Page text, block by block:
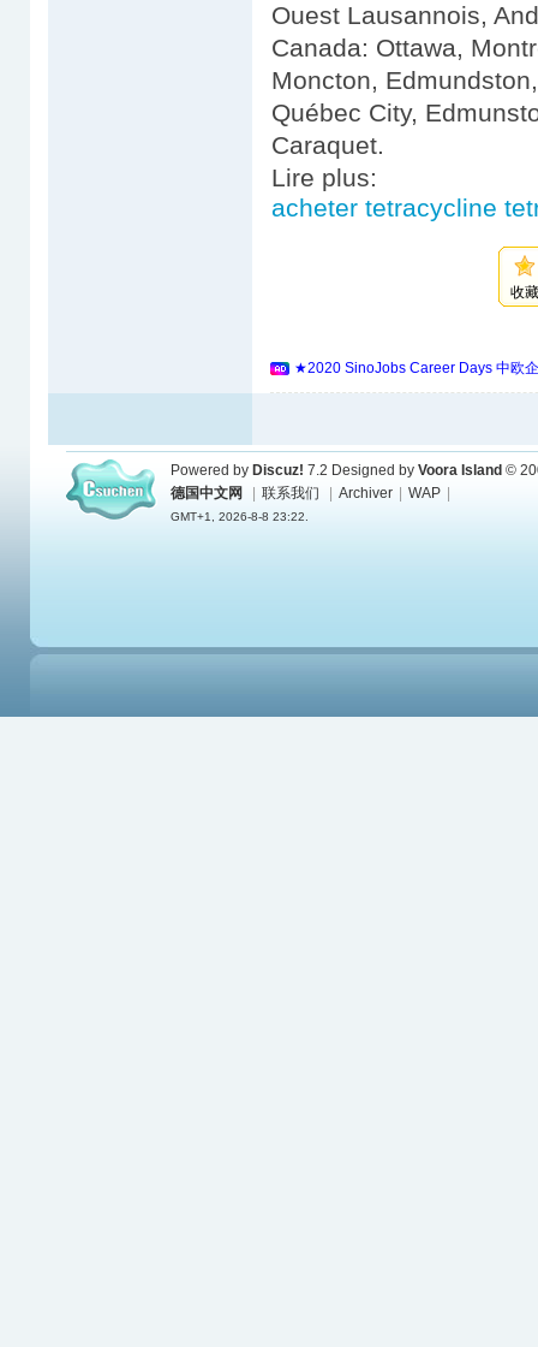
Ouest Lausannois,
Canada: Ottawa,
Moncton,
Québec City,
Caraquet.
Lire plus:
acheter tetracycline
收
★2020 SinoJobs Career Days 中欧
Powered by Discuz! 7.2 Designed by Voora Island ©
德国中文网
联系我们 Archiver WAP
GMT+1, 2026-8-8 23:22.